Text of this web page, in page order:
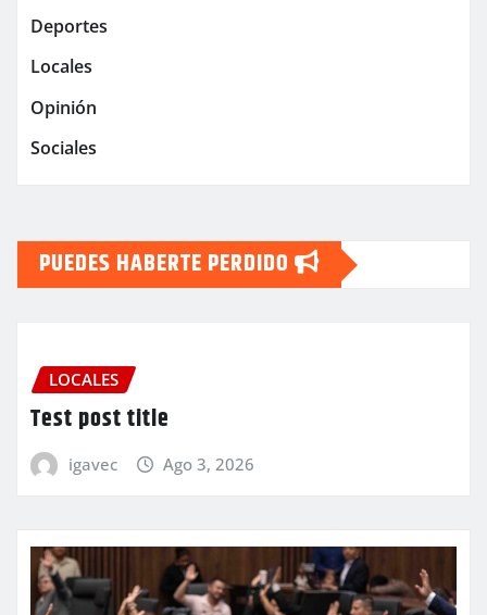
Deportes
Locales
Opinión
Sociales
PUEDES HABERTE PERDIDO
LOCALES
Test post title
igavec Ago 3, 2026